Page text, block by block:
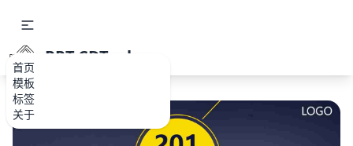
首页
模板
标签
关于
PPT.CDTools